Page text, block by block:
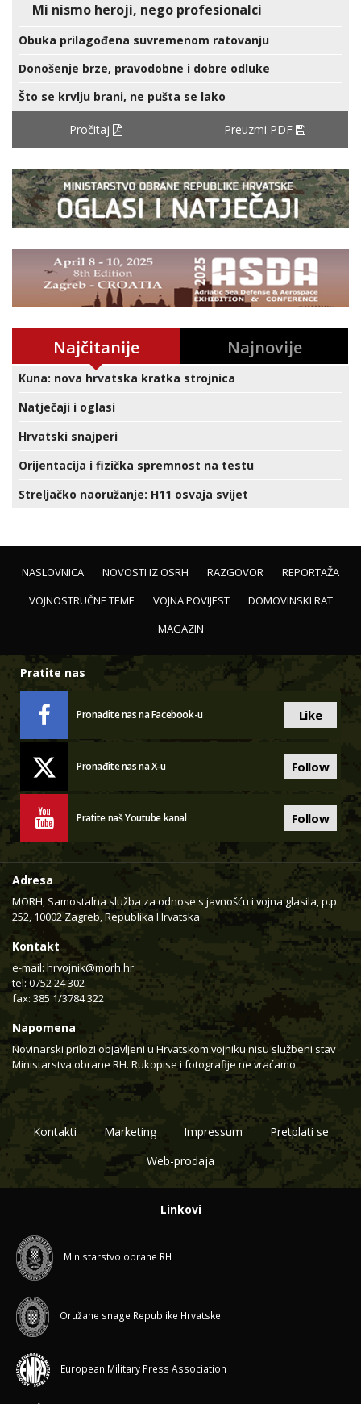
Mi nismo heroji, nego profesionalci
Obuka prilagođena suvremenom ratovanju
Donošenje brze, pravodobne i dobre odluke
Što se krvlju brani, ne pušta se lako
Pročitaj Preuzmi PDF
Najčitanije Najnovije
Kuna: nova hrvatska kratka strojnica
Natječaji i oglasi
Hrvatski snajperi
Orijentacija i fizička spremnost na testu
Streljačko naoružanje: H11 osvaja svijet
NASLOVNICA NOVOSTI IZ OSRH RAZGOVOR
REPORTAŽA
VOJNOSTRUČNE TEME
VOJNA POVIJEST
DOMOVINSKI RAT
MAGAZIN
Pratite nas
Pronađite nas na Facebook-u Like
Pronađite nas na X-u Follow
Pratite naš Youtube kanal Follow
Adresa
MORH, Samostalna služba za odnose s javnošću i vojna glasila, p.p.
252, 10002 Zagreb, Republika Hrvatska
Kontakt
e-mail: hrvojnik@morh.hr
tel: 0752 24 302
fax: 385 1/3784 322
Napomena
Novinarski prilozi objavljeni u Hrvatskom vojniku nisu službeni stav
Ministarstva obrane RH. Rukopise i fotografije ne vraćamo.
Kontakti Marketing Impressum
Pretplati se
Web-prodaja
Linkovi
Ministarstvo obrane RH
Oružane snage Republike Hrvatske
European Military Press Association